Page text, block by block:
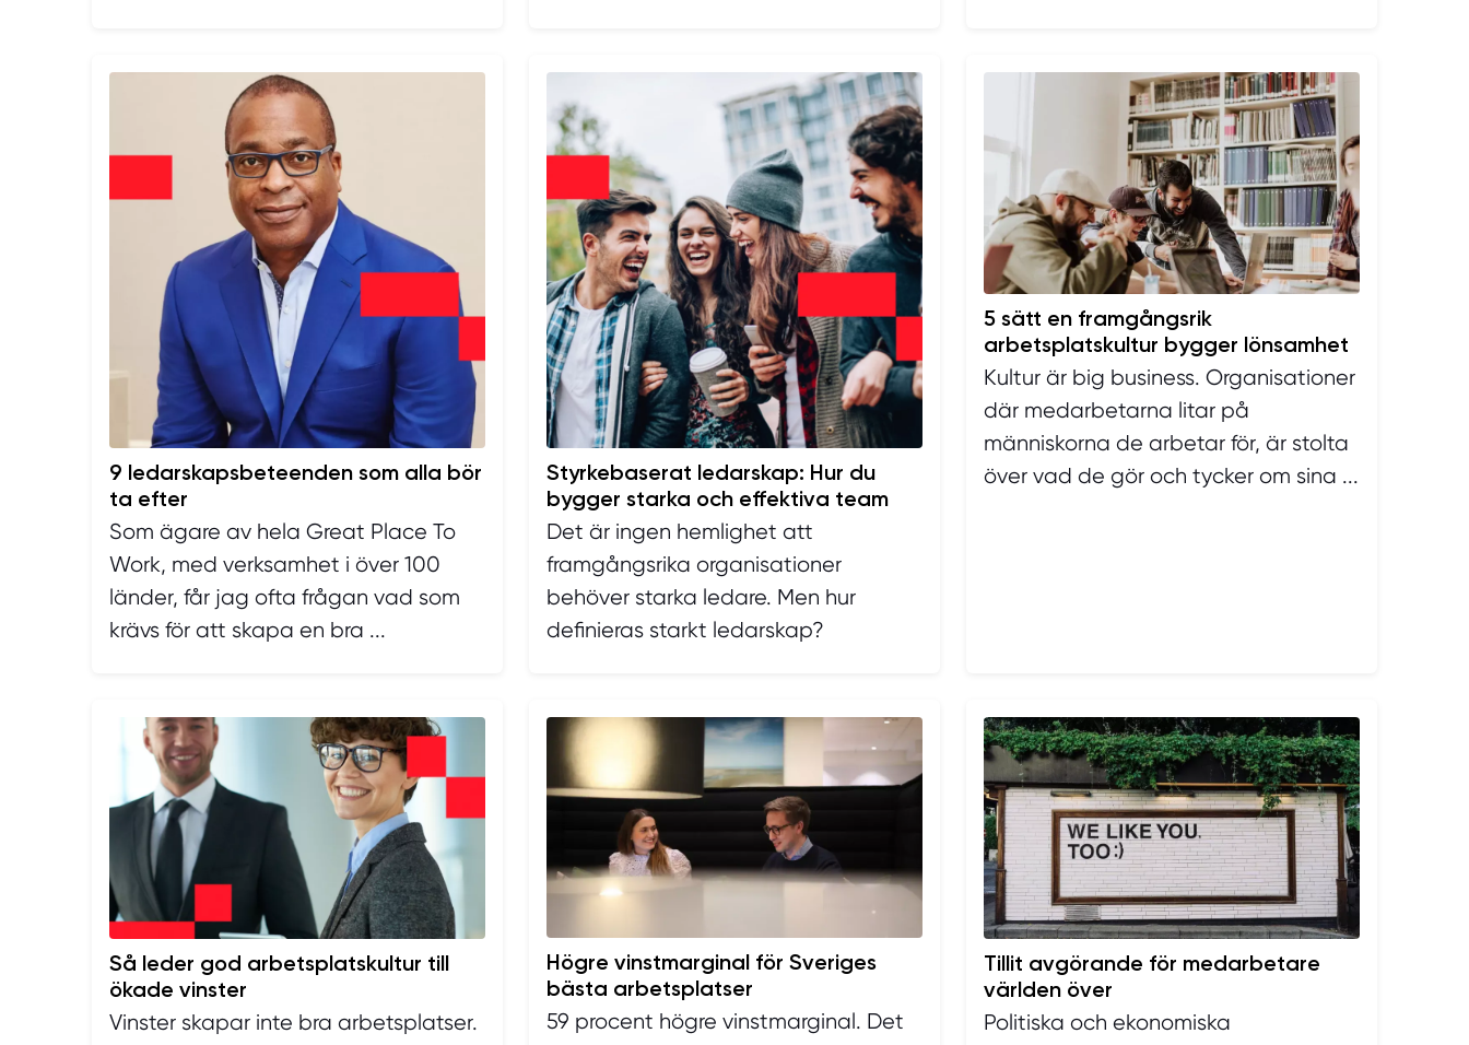
9 ledarskapsbeteenden som alla bör
ta efter
Som ägare av hela Great Place To
Work, med verksamhet i över 100
länder, får jag ofta frågan vad som
krävs för att skapa en bra ...
Styrkebaserat ledarskap: Hur du
bygger starka och effektiva team
Det är ingen hemlighet att
framgångsrika organisationer
behöver starka ledare. Men hur
definieras starkt ledarskap?
5 sätt en framgångsrik
arbetsplatskultur bygger lönsamhet
Kultur är big business. Organisationer
där medarbetarna litar på
människorna de arbetar för, är stolta
över vad de gör och tycker om sina ...
Så leder god arbetsplatskultur till
ökade vinster
Vinster skapar inte bra arbetsplatser.
Högre vinstmarginal för Sveriges
bästa arbetsplatser
59 procent högre vinstmarginal. Det
Tillit avgörande för medarbetare
världen över
Politiska och ekonomiska